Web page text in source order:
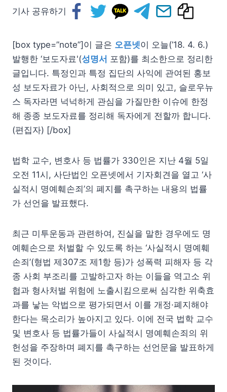
기사 공유하기
[box type=”note”]이 글은 오픈넷이 오늘(’18. 4. 6.)
발행한 ‘보도자료'(성명서 포함)를 최소한으로 정리한
글입니다. 특정인과 특정 집단의 사익에 관여된 홍보
성 보도자료가 아닌, 사회적으로 의미 있고, 슬로우뉴
스 독자라면 넉넉하게 관심을 가질만한 이슈에 한정
해 종종 보도자료를 정리해 독자에게 전할까 합니다.
(편집자) [/box]
법학 교수, 변호사 등 법률가 330인은 지난 4월 5일
오전 11시, 사단법인 오픈넷에서 기자회견을 열고 ‘사
실적시 명예훼손죄’의 폐지를 촉구하는 내용의 법률
가 선언을 발표했다.
최근 미투운동과 관련하여, 진실을 말한 경우에도 명
예훼손으로 처벌할 수 있도록 하는 ‘사실적시 명예훼
손죄’(형법 제307조 제1항 등)가 성폭력 피해자 등 각
종 사회 부조리를 고발하고자 하는 이들을 역고소 위
협과 형사처벌 위험에 노출시킴으로써 심각한 위축효
과를 낳는 악법으로 평가되면서 이를 개정·폐지해야
한다는 목소리가 높아지고 있다. 이에 전국 법학 교수
및 변호사 등 법률가들이 사실적시 명예훼손죄의 위
헌성을 주장하며 폐지를 촉구하는 선언문을 발표하게
된 것이다.